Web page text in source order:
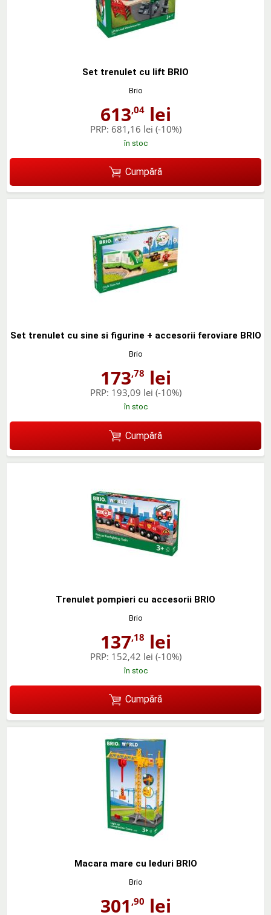
Set trenulet cu lift BRIO
Brio
613,04lei
PRP: 681,16 lei (-10%)
în stoc
Cumpără
Set trenulet cu sine si figurine + accesorii feroviare BRIO
Brio
173,78 lei
PRP: 193,09 lei (-10%)
în stoc
Cumpără
Trenulet pompieri cu accesorii BRIO
Brio
137,18 lei
PRP: 152,42 lei (-10%)
în stoc
Cumpără
Macara mare cu leduri BRIO
Brio
301 ,90 lei